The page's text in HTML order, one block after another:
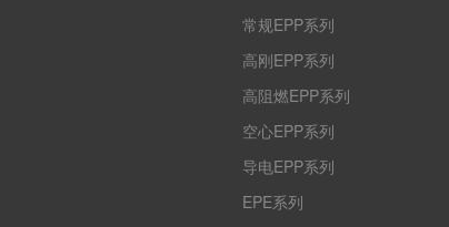
常规EPP系列
高刚EPP系列
高阻燃EPP系列
空心EPP系列
导电EPP系列
EPE系列